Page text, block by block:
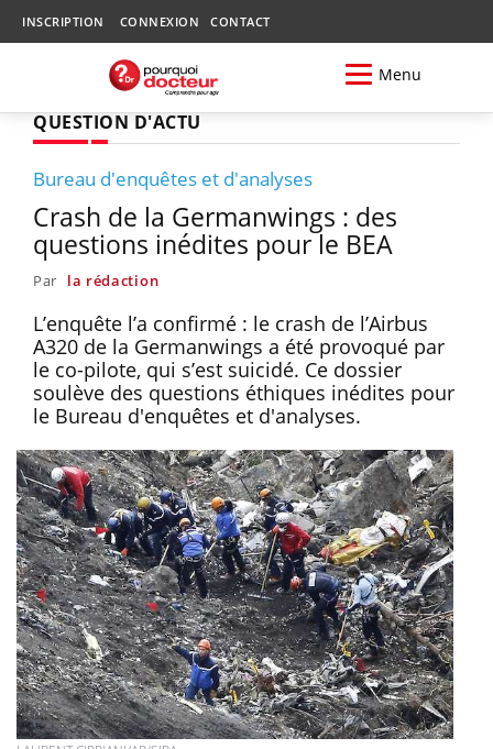
INSCRIPTION CONNEXION CONTACT
Menu
QUESTION D'ACTU
Bureau d'enquêtes et d'analyses
Crash de la Germanwings : des
questions inédites pour le BEA
Par la rédaction
L’enquête l’a confirmé : le crash de l’Airbus
A320 de la Germanwings a été provoqué par
le co-pilote, qui s’est suicidé. Ce dossier
soulève des questions éthiques inédites pour
le Bureau d'enquêtes et d'analyses.